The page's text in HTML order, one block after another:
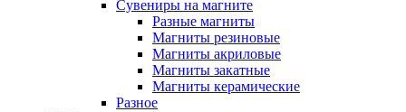
Сувениры на магните
Разные магниты
Магниты резиновые
Магниты акриловые
Магниты закатные
Магниты керамические
Разное